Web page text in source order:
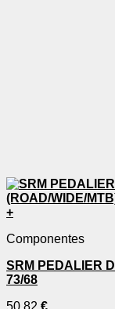
+
Componentes
SRM PEDALIER
73/68
50,82 €